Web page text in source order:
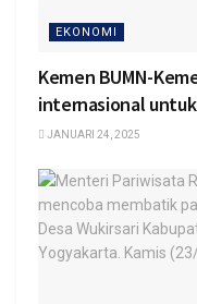
EKONOMI
Kemen BUMN-
internasional untuk
JANUARI 24, 2025